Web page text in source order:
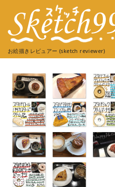
ツ
お絵描きレビュアー (sketch reviewer)